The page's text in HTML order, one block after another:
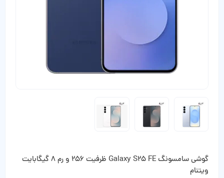
گوشی سامسونگ Galaxy S25 FE ظرفیت 256 و رم 8 گیگابایت
ویتنام